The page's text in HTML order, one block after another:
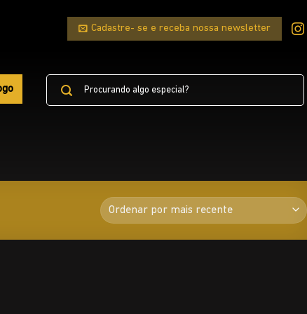
Cadastre- se e receba nossa newsletter
Pesquisar